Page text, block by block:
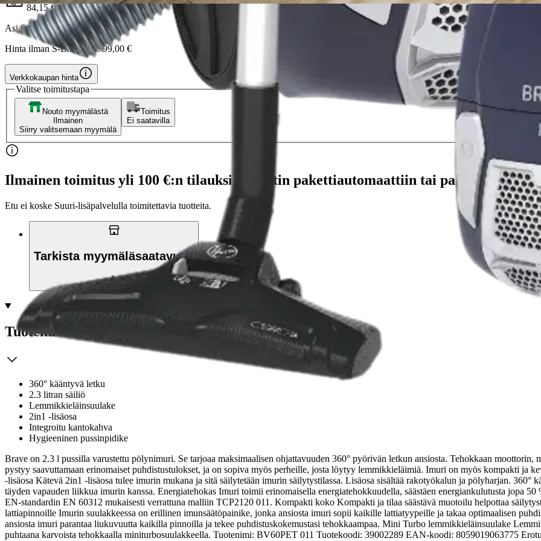
84,15 €
Asiakasomistajahinta
Hinta ilman S-Etukorttia: 99,00 €
Verkkokaupan hinta
Valitse toimitustapa
Nouto myymälästä
Ilmainen
Siirry valitsemaan myymälä
Toimitus
Ei saatavilla
Ilmainen toimitus yli 100 €:n tilauksille Postin pakettiautomaattiin tai
Etu ei koske Suuri‑lisäpalvelulla toimitettavia tuotteita.
Tarkista myymäläsaatavuus
Tuotekuvaus
360° kääntyvä letku
2.3 litran säiliö
Lemmikkieläinsuulake
2in1 -lisäosa
Integroitu kantokahva
Hygieeninen pussinpidike
Brave on 2.3 l pussilla varustettu pölynimuri. Se tarjoaa maksimaalisen ohjattavuuden 360° pyörivän letkun ansiosta. Tehokkaan moottorin,
pystyy saavuttamaan erinomaiset puhdistustulokset, ja on sopiva myös perheille, josta löytyy lemmikkieläimiä. Imuri on myös kompakti ja
-lisäosa Kätevä 2in1 -lisäosa tulee imurin mukana ja sitä säilytetään imurin säilytystilassa. Lisäosa sisältää rakotyökalun ja pölyharjan. 360°
täyden vapauden liikkua imurin kanssa. Energiatehokas Imuri toimii erinomaisella energiatehokkuudella, säästäen energiankulutusta jopa
EN-standardin EN 60312 mukaisesti verrattuna malliin TCP2120 011. Kompakti koko Kompakti ja tilaa säästävä muotoilu helpottaa
lattiapinnoille Imurin suulakkeessa on erillinen imunsäätöpainike, jonka ansiosta imuri sopii kaikille lattiatyypeille ja takaa optimaalisen
ansiosta imuri parantaa liukuvuutta kaikilla pinnoilla ja tekee puhdistuskokemustasi tehokkaampaa. Mini Turbo lemmikkieläinsuulake
puhtaana karvoista tehokkaalla miniturbosuulakkeella. Tuotenimi: BV60PET 011 Tuotekoodi: 39002289 EAN-koodi: 8059019063775